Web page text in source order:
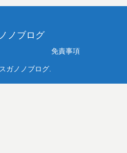
ノブログ
免責事項
ガノノブログ.